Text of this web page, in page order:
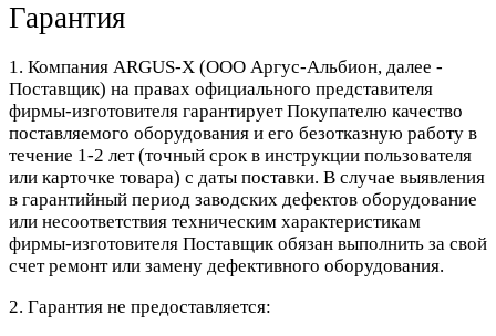
Гарантия
1. Компания ARGUS-X (ООО Аргус-Альбион, далее -
Поставщик) на правах официального представителя
фирмы-изготовителя гарантирует Покупателю качество
поставляемого оборудования и его безотказную работу в
течение 1-2 лет (точный срок в инструкции пользователя
или карточке товара) с даты поставки. В случае выявления
в гарантийный период заводских дефектов оборудование
или несоответствия техническим характеристикам
фирмы-изготовителя Поставщик обязан выполнить за свой
счет ремонт или замену дефективного оборудования.
2. Гарантия не предоставляется: